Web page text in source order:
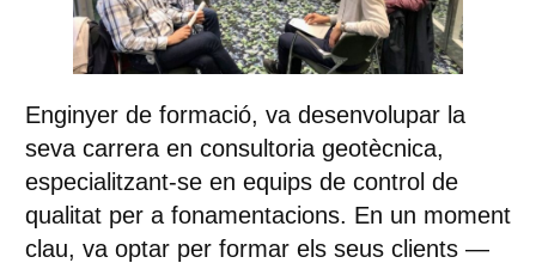
Enginyer de formació, va desenvolupar la
seva carrera en consultoria geotècnica,
especialitzant-se en equips de control de
qualitat per a fonamentacions. En un moment
clau, va optar per formar els seus clients —